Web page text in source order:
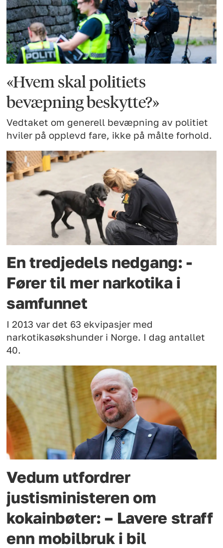
«Hvem skal politiets
bevæpning beskytte?»
Vedtaket om generell bevæpning av politiet
hviler på opplevd fare, ikke på målte forhold.
En tredjedels nedgang: -
Fører til mer narkotika i
samfunnet
I 2013 var det 63 ekvipasjer med
narkotikasøkshunder i Norge. I dag antallet
40.
Vedum utfordrer
justisministeren om
kokainbøter: – Lavere straff
enn mobilbruk i bil